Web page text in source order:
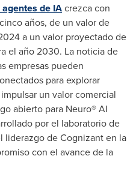
de IAcrezca con
años, de un valor de
a un valor proyectado de
el año 2030. La noticia de
empresas pueden
para explorar
un valor comercial
abierto para Neuro® AI
por el laboratorio de
liderazgo de Cognizant en la
con el avance de la